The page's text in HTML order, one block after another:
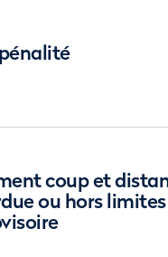
coup et
ou hors limites